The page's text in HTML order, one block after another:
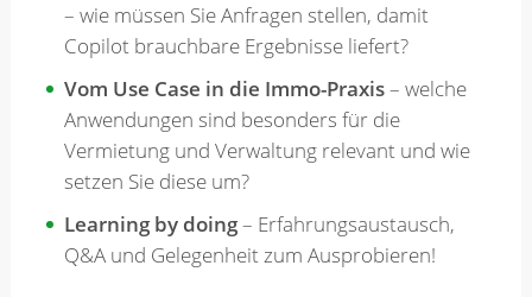
– wie müssen Sie Anfragen stellen, damit
Copilot brauchbare Ergebnisse liefert?
Vom Use Case in die Immo-Praxis– welche
Anwendungen sind besonders für die
Vermietung und Verwaltung relevant und wie
setzen Sie diese um?
Learning by doing– Erfahrungsaustausch,
Q&A und Gelegenheit zum Ausprobieren!